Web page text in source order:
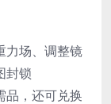
力场、调整镜
封锁
品，还可兑换